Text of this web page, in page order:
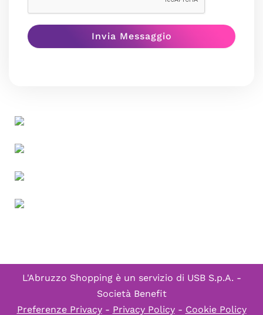
L'Abruzzo Shopping è un servizio di USB S.p.A. -
Società Benefit
Preferenze Privacy- Privacy Policy- Cookie Policy